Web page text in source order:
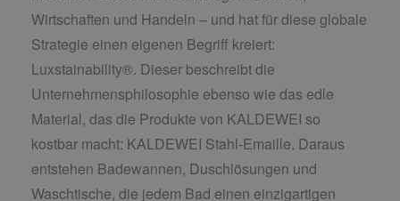
Wirtschaften und Handeln – und hat für diese globale
Strategie einen eigenen Begriff kreiert:
Luxstainability®. Dieser beschreibt die
Unternehmensphilosophie ebenso wie das edle
Material, das die Produkte von KALDEWEI so
kostbar macht: KALDEWEI Stahl-Emaille. Daraus
entstehen Badewannen, Duschlösungen und
Waschtische, die jedem Bad einen einzigartigen